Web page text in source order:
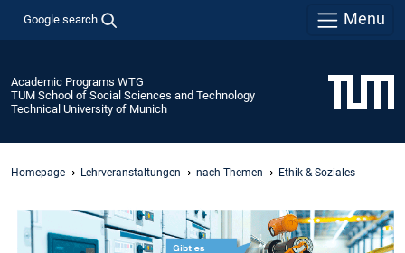
Google search Menu
Academic Programs WTG
TUM School of Social Sciences and Technology
Technical University of Munich
Homepage Lehrveranstaltungen nach Themen Ethik & Soziales